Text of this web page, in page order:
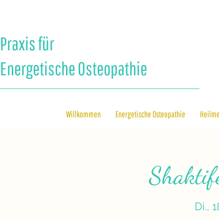
Praxis für
Energetische Osteopathie
Willkommen Energetische Osteopathie
Di.,